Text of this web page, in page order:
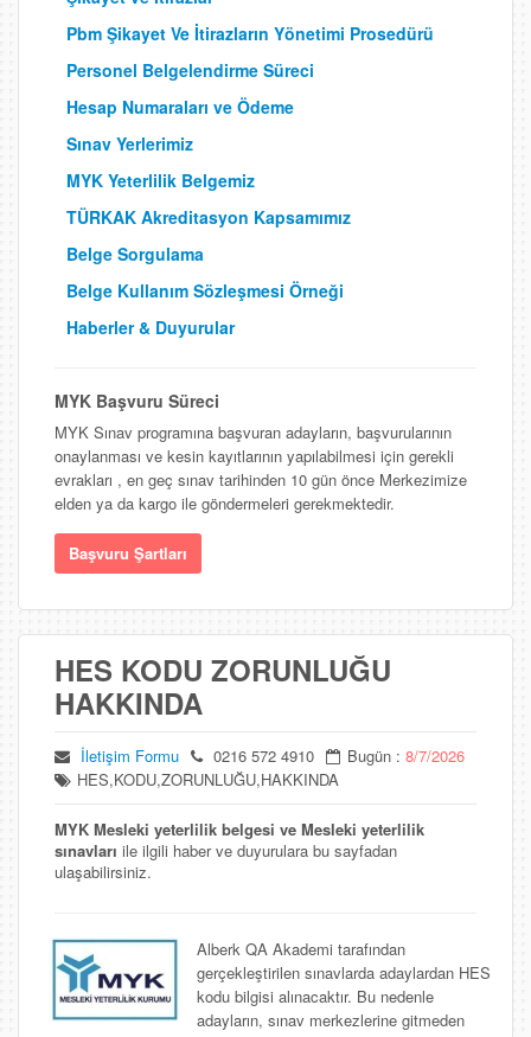
Pbm Şikayet Ve İtirazların Yönetimi Prosedürü
Personel Belgelendirme Süreci
Hesap Numaraları ve Ödeme
Sınav Yerlerimiz
MYK Yeterlilik Belgemiz
TÜRKAK Akreditasyon Kapsamımız
Belge Sorgulama
Belge Kullanım Sözleşmesi Örneği
Haberler & Duyurular
MYK Başvuru Süreci
MYK Sınav programına başvuran adayların, başvurularının
onaylanması ve kesin kayıtlarının yapılabilmesi için gerekli
evrakları , en geç sınav tarihinden 10 gün önce Merkezimize
elden ya da kargo ile göndermeleri gerekmektedir.
Başvuru Şartları
HES KODU ZORUNLUĞU
HAKKINDA
İletişim Formu 0216 572 4910 Bugün : 8/7/2026
HES,KODU,ZORUNLUĞU,HAKKINDA
MYK Mesleki yeterlilik belgesi ve Mesleki yeterlilik
sınavları ile ilgili haber ve duyurulara bu sayfadan
ulaşabilirsiniz.
Alberk QA Akademi tarafından
gerçekleştirilen sınavlarda adaylardan HES
kodu bilgisi alınacaktır. Bu nedenle
adayların, sınav merkezlerine gitmeden